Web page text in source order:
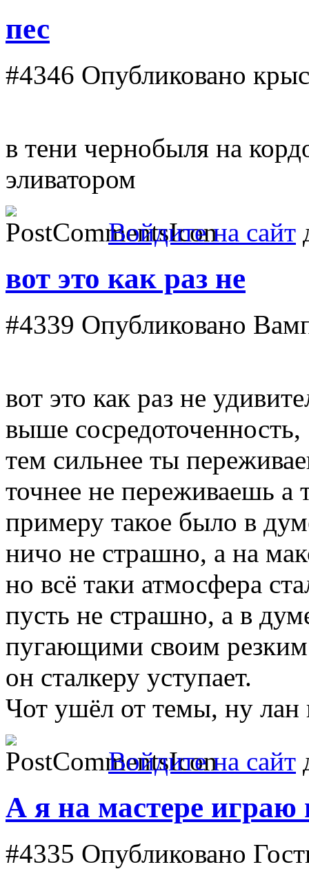
пес
#4346 Опубликовано
в тени чернобыля на
эливатором
Войдите на сайт
вот это как раз не
#4339 Опубликовано
вот это как раз не
выше
тем сильнее ты
точнее не переживаешь а
примеру такое было в
ничо не страшно, а на
но всё таки атмосфера
пусть не страшно, а в
пугающими своим
он сталкеру уступает.
Чот ушёл от темы, ну лан
Войдите на сайт
А я на мастере играю
#4335 Опубликовано